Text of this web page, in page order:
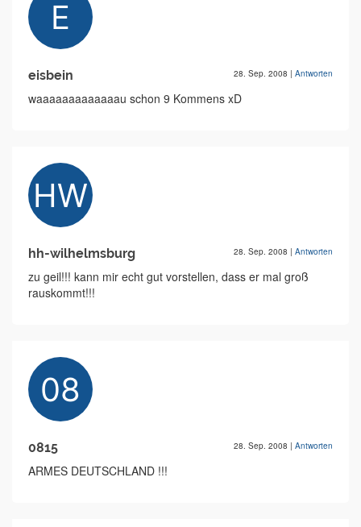
eisbein 28. Sep. 2008 | Antworten
waaaaaaaaaaaaau schon 9 Kommens xD
hh-wilhelmsburg 28. Sep. 2008 | Antworten
zu geil!!! kann mir echt gut vorstellen, dass er mal groß
rauskommt!!!
0815 28. Sep. 2008 | Antworten
ARMES DEUTSCHLAND !!!